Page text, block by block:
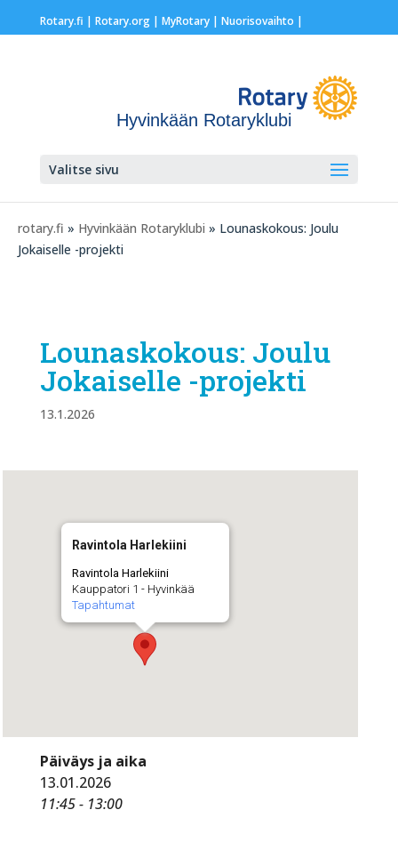
Rotary.fi | Rotary.org| MyRotary | Nuorisovaihto |
Hyvinkään Rotaryklubi
Valitse sivu
rotary.fi » Hyvinkään Rotaryklubi » Lounaskokous: Joulu
Jokaiselle -projekti
Lounaskokous: Joulu
Jokaiselle -projekti
13.1.2026
Ravintola Harlekiini
Ravintola Harlekiini
Kauppatori 1 - Hyvinkää
Tapahtumat
Päiväys ja aika
13.01.2026
11:45 - 13:00